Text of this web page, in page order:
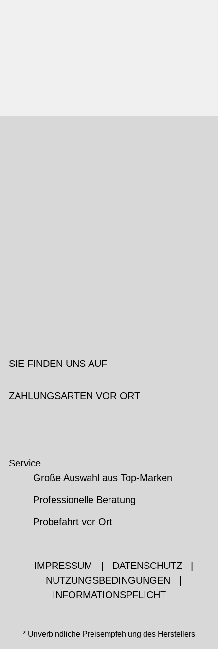
SIE FINDEN UNS AUF
ZAHLUNGSARTEN VOR ORT
Service
Große Auswahl aus Top-Marken
Professionelle Beratung
Probefahrt vor Ort
IMPRESSUM DATENSCHUTZ
NUTZUNGSBEDINGUNGEN
INFORMATIONSPFLICHT
* Unverbindliche Preisempfehlung des Herstellers